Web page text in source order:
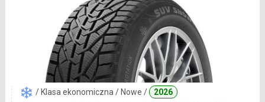
/ Klasa ekonomiczna / Nowe / 2026